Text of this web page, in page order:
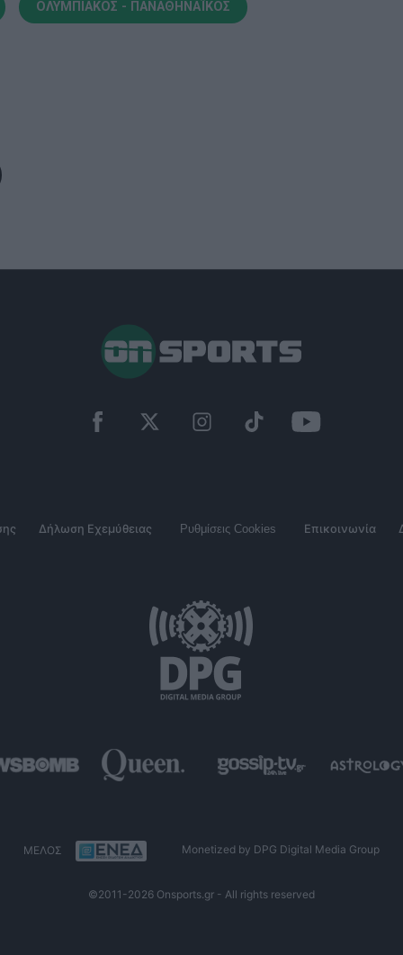
ΟΛΥΜΠΙΑΚΟΣ - ΠΑΝΑΘΗΝΑΪΚΟΣ
Δήλωση Εχεμύθειας Ρυθμίσεις Cookies Επικοινωνία
ΜΕΛΟΣ Monetized by DPG Digital Media Group
©2011-2026 Onsports.gr - All rights reserved